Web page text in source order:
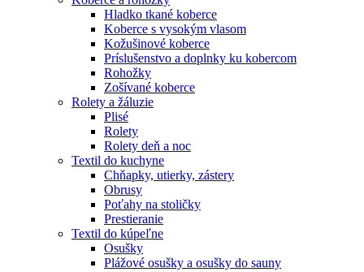
Hladko tkané koberce
Koberce s vysokým vlasom
Kožušinové koberce
Príslušenstvo a doplnky ku kobercom
Rohožky
Zošívané koberce
Rolety a žáluzie
Plisé
Rolety
Rolety deň a noc
Textil do kuchyne
Chňapky, utierky, zástery
Obrusy
Poťahy na stoličky
Prestieranie
Textil do kúpeľne
Osušky
Plážové osušky a osušky do sauny